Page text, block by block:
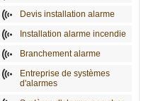
Devis installation alarme
Installation alarme incendie
Branchement alarme
Entreprise de systèmes
d'alarmes